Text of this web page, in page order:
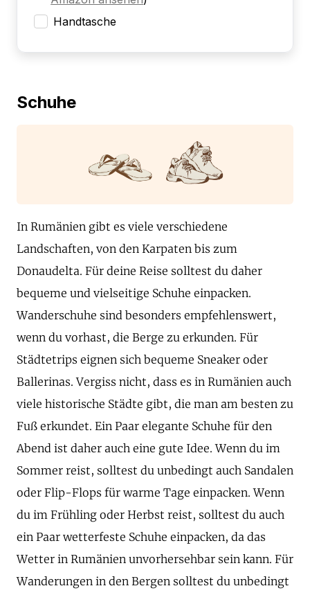
Handtasche
Schuhe
In Rumänien gibt es viele verschiedene
Landschaften, von den Karpaten bis zum
Donaudelta. Für deine Reise solltest du daher
bequeme und vielseitige Schuhe einpacken.
Wanderschuhe sind besonders empfehlenswert,
wenn du vorhast, die Berge zu erkunden. Für
Städtetrips eignen sich bequeme Sneaker oder
Ballerinas. Vergiss nicht, dass es in Rumänien auch
viele historische Städte gibt, die man am besten zu
Fuß erkundet. Ein Paar elegante Schuhe für den
Abend ist daher auch eine gute Idee. Wenn du im
Sommer reist, solltest du unbedingt auch Sandalen
oder Flip-Flops für warme Tage einpacken. Wenn
du im Frühling oder Herbst reist, solltest du auch
ein Paar wetterfeste Schuhe einpacken, da das
Wetter in Rumänien unvorhersehbar sein kann. Für
Wanderungen in den Bergen solltest du unbedingt